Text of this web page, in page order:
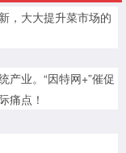
，大大提升菜市场的
产业。“因特网+”催促
痛点！